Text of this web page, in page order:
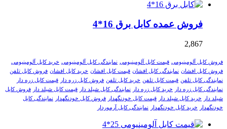
فروش عمده کابل برق 16*4
2,867
فروش کابل آلومینیومی قیمت کابل آلومینیومی نمایندگی کابل آلومینیومی خرید کابل آلومینیومی
فروش کابل افشان نمایندگی کابل افشان قیمت کابل افشان خرید کابل افشان فروش کابل تلفن
نمایندگی کابل تلفن قیمت کابل تلفن خرید کابل تلفن فروش کابل زره دار
قیمت کابل زره دار
نمایندگی کابل زره دار
خرید کابل زره دار نمایندگی کابل شیلد دار قیمت کابل شیلد دار
فروش کابل
شیلد دار
خرید کابل شیلد دار قیمت کابل خودنگهدار فروش کابل خودنگهدار
نمایندگی کابل
خودنگهدار
خرید کابل خودنگهدار نمایندگی کابل آرموردار